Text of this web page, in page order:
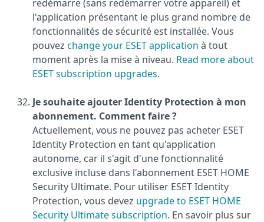
redémarre (sans redémarrer votre appareil) et
l'application présentant le plus grand nombre de
fonctionnalités de sécurité est installée. Vous
pouvez change your ESET application à tout
moment après la mise à niveau. Read more about
ESET subscription upgrades.
Je souhaite ajouter Identity Protection à mon
abonnement. Comment faire ?
Actuellement, vous ne pouvez pas acheter ESET
Identity Protection en tant qu'application
autonome, car il s'agit d'une fonctionnalité
exclusive incluse dans l'abonnement ESET HOME
Security Ultimate. Pour utiliser ESET Identity
Protection, vous devez upgrade to ESET HOME
Security Ultimate subscription. En savoir plus sur